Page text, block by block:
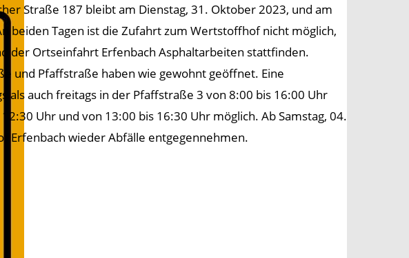
Straße 187 bleibt am Dienstag, 31. Oktober 2023, und am
beiden Tagen ist die Zufahrt zum Wertstoffhof nicht möglich,
der Ortseinfahrt Erfenbach Asphaltarbeiten stattfinden.
und Pfaffstraße haben wie gewohnt geöffnet. Eine
als auch freitags in der Pfaffstraße 3 von 8:00 bis 16:00 Uhr
Uhr und von 13:00 bis 16:30 Uhr möglich. Ab Samstag, 04.
Erfenbach wieder Abfälle entgegennehmen.